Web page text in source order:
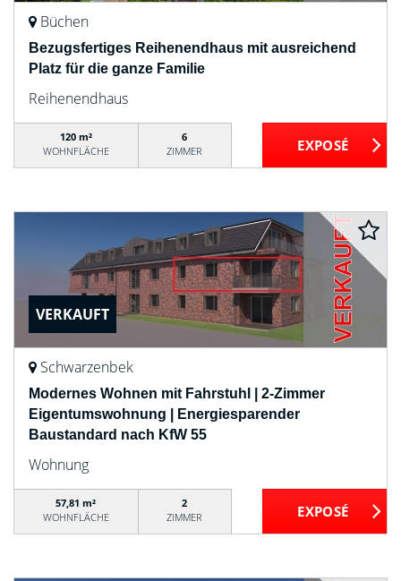
Büchen
Bezugsfertiges Reihenendhaus mit ausreichend
Platz für die ganze Familie
Reihenendhaus
120 m²
WOHNFLÄCHE
6
ZIMMER
VERKAUFT
Schwarzenbek
Modernes Wohnen mit Fahrstuhl | 2-Zimmer
Eigentumswohnung | Energiesparender
Baustandard nach KfW 55
Wohnung
57,81 m²
WOHNFLÄCHE
2
ZIMMER